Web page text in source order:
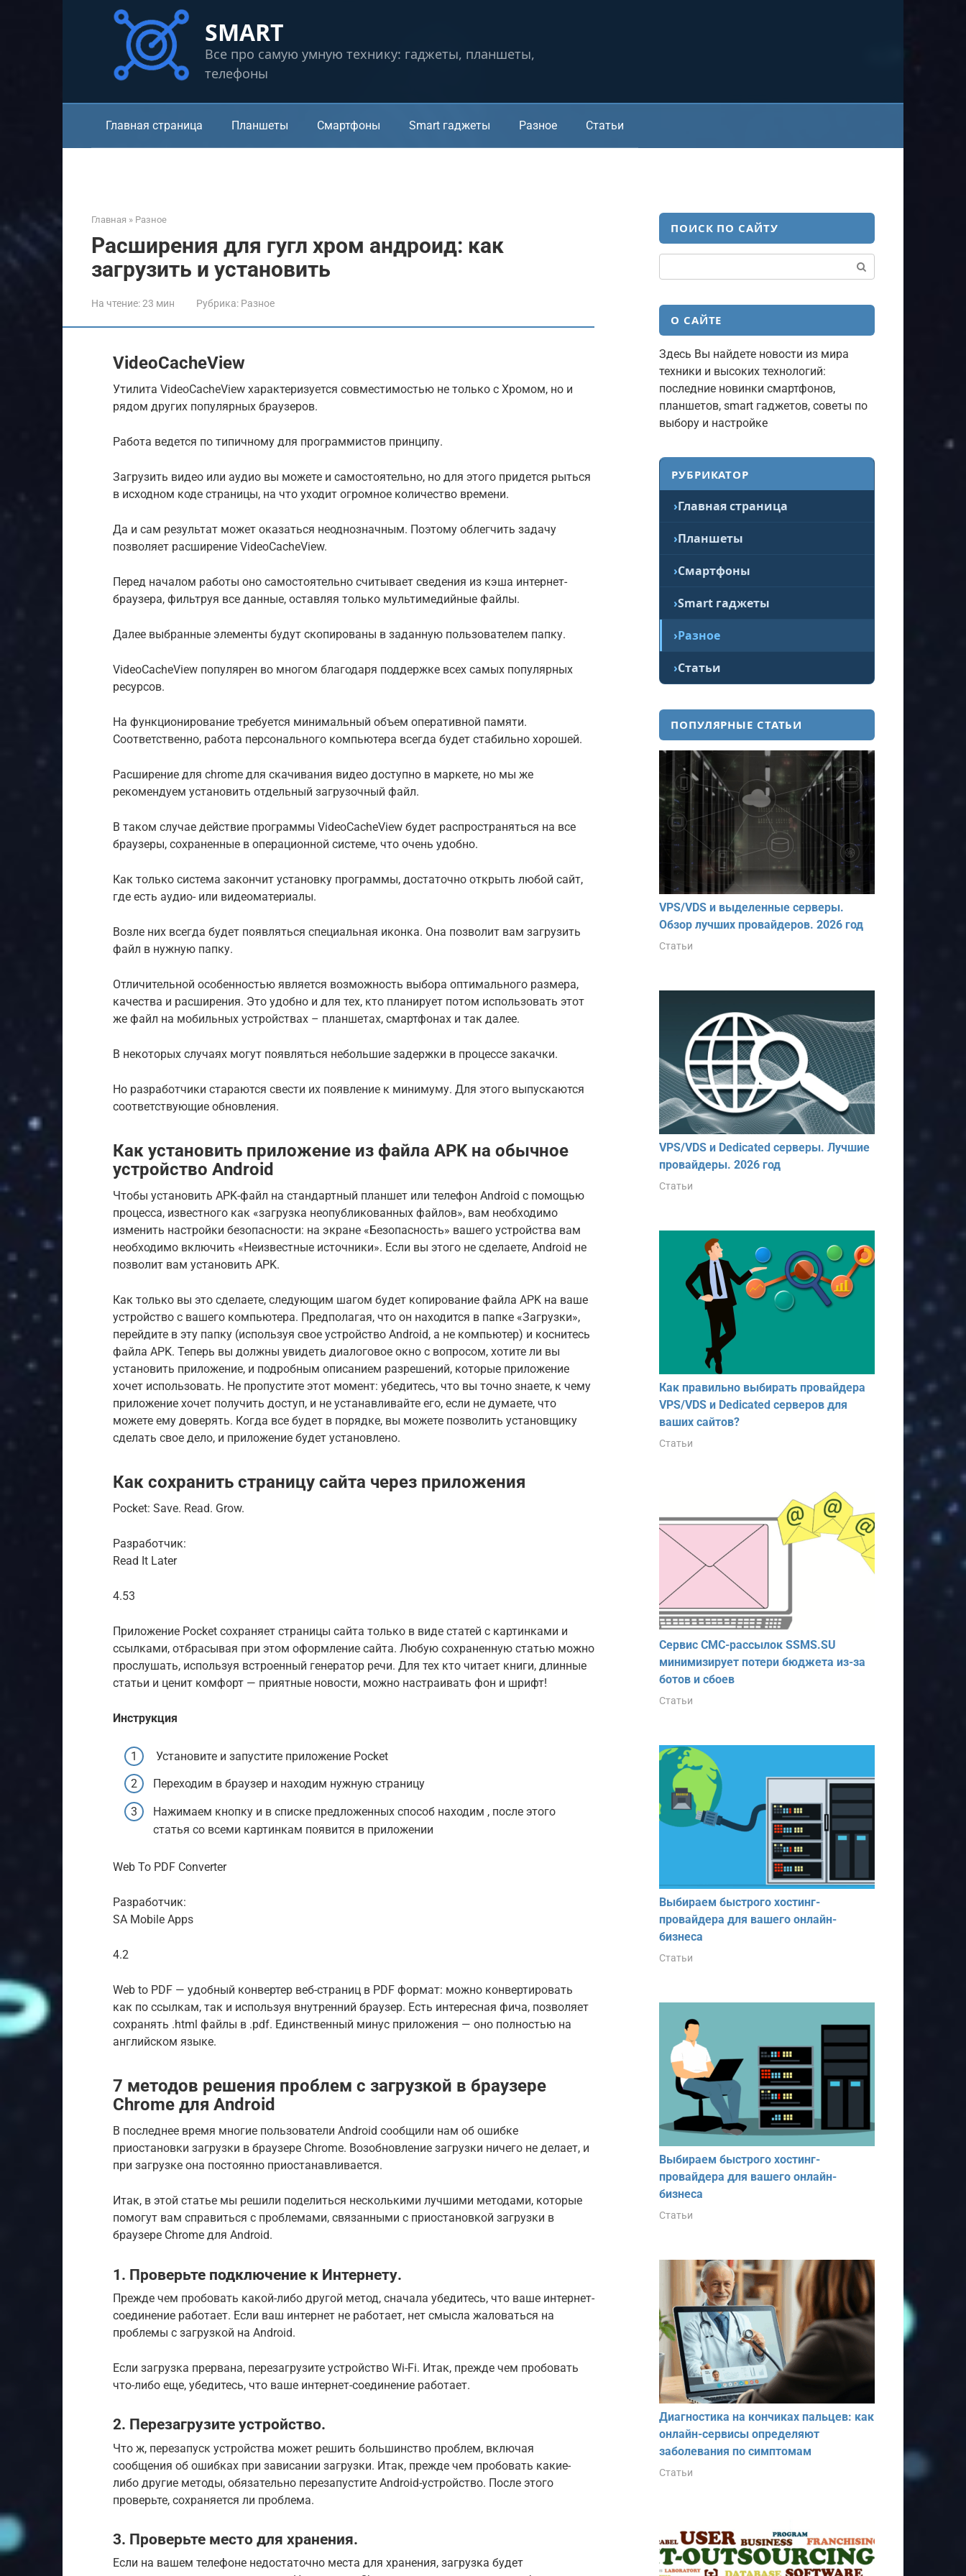
SMART
Все про самую умную технику: гаджеты, планшеты,
телефоны
Главная страница Планшеты Смартфоны Smart гаджеты Разное Статьи
Главная » Разное
Расширения для гугл хром андроид: как
загрузить и установить
На чтение:23 мин Рубрика: Разное
VideoCacheView
Утилита VideoCacheView характеризуется совместимостью не только с Хромом, но и
рядом других популярных браузеров.
Работа ведется по типичному для программистов принципу.
Загрузить видео или аудио вы можете и самостоятельно, но для этого придется рыться
в исходном коде страницы, на что уходит огромное количество времени.
Да и сам результат может оказаться неоднозначным. Поэтому облегчить задачу
позволяет расширение VideoCacheView.
Перед началом работы оно самостоятельно считывает сведения из кэша интернет-
браузера, фильтруя все данные, оставляя только мультимедийные файлы.
Далее выбранные элементы будут скопированы в заданную пользователем папку.
VideoCacheView популярен во многом благодаря поддержке всех самых популярных
ресурсов.
На функционирование требуется минимальный объем оперативной памяти.
Соответственно, работа персонального компьютера всегда будет стабильно хорошей.
Расширение для chrome для скачивания видео доступно в маркете, но мы же
рекомендуем установить отдельный загрузочный файл.
В таком случае действие программы VideoCacheView будет распространяться на все
браузеры, сохраненные в операционной системе, что очень удобно.
Как только система закончит установку программы, достаточно открыть любой сайт,
где есть аудио- или видеоматериалы.
Возле них всегда будет появляться специальная иконка. Она позволит вам загрузить
файл в нужную папку.
Отличительной особенностью является возможность выбора оптимального размера,
качества и расширения. Это удобно и для тех, кто планирует потом использовать этот
же файл на мобильных устройствах – планшетах, смартфонах и так далее.
В некоторых случаях могут появляться небольшие задержки в процессе закачки.
Но разработчики стараются свести их появление к минимуму. Для этого выпускаются
соответствующие обновления.
Как установить приложение из файла APK на обычное
устройство Android
Чтобы установить APK-файл на стандартный планшет или телефон Android с помощью
процесса, известного как «загрузка неопубликованных файлов», вам необходимо
изменить настройки безопасности: на экране «Безопасность» вашего устройства вам
необходимо включить «Неизвестные источники». Если вы этого не сделаете, Android не
позволит вам установить APK.
Как только вы это сделаете, следующим шагом будет копирование файла APK на ваше
устройство с вашего компьютера. Предполагая, что он находится в папке «Загрузки»,
перейдите в эту папку (используя свое устройство Android, а не компьютер) и коснитесь
файла APK. Теперь вы должны увидеть диалоговое окно с вопросом, хотите ли вы
установить приложение, и подробным описанием разрешений, которые приложение
хочет использовать. Не пропустите этот момент: убедитесь, что вы точно знаете, к чему
приложение хочет получить доступ, и не устанавливайте его, если не думаете, что
можете ему доверять. Когда все будет в порядке, вы можете позволить установщику
сделать свое дело, и приложение будет установлено.
Как сохранить страницу сайта через приложения
Pocket: Save. Read. Grow.
Разработчик:
Read It Later
4.53
Приложение Pocket сохраняет страницы сайта только в виде статей с картинками и
ссылками, отбрасывая при этом оформление сайта. Любую сохраненную статью можно
прослушать, используя встроенный генератор речи. Для тех кто читает книги, длинные
статьи и ценит комфорт — приятные новости, можно настраивать фон и шрифт!
Инструкция
Установите и запустите приложение Pocket
Переходим в браузер и находим нужную страницу
Нажимаем кнопку и в списке предложенных способ находим , после этого
статья со всеми картинкам появится в приложении
Web To PDF Converter
Разработчик:
SA Mobile Apps
4.2
Web to PDF — удобный конвертер веб-страниц в PDF формат: можно конвертировать
как по ссылкам, так и используя внутренний браузер. Есть интересная фича, позволяет
сохранять .html файлы в .pdf. Единственный минус приложения — оно полностью на
английском языке.
7 методов решения проблем с загрузкой в ​​браузере
Chrome для Android
В последнее время многие пользователи Android сообщили нам об ошибке
приостановки загрузки в браузере Chrome. Возобновление загрузки ничего не делает, и
при загрузке она постоянно приостанавливается.
Итак, в этой статье мы решили поделиться несколькими лучшими методами, которые
помогут вам справиться с проблемами, связанными с приостановкой загрузки в
браузере Chrome для Android.
1. Проверьте подключение к Интернету.
Прежде чем пробовать какой-либо другой метод, сначала убедитесь, что ваше интернет-
соединение работает. Если ваш интернет не работает, нет смысла жаловаться на
проблемы с загрузкой на Android.
Если загрузка прервана, перезагрузите устройство Wi-Fi. Итак, прежде чем пробовать
что-либо еще, убедитесь, что ваше интернет-соединение работает.
2. Перезагрузите устройство.
Что ж, перезапуск устройства может решить большинство проблем, включая
сообщения об ошибках при зависании загрузки. Итак, прежде чем пробовать какие-
либо другие методы, обязательно перезапустите Android-устройство. После этого
проверьте, сохраняется ли проблема.
3. Проверьте место для хранения.
Если на вашем телефоне недостаточно места для хранения, загрузка будет
ПОИСК ПО САЙТУ
О САЙТЕ
Здесь Вы найдете новости из мира
техники и высоких технологий:
последние новинки смартфонов,
планшетов, smart гаджетов, советы по
выбору и настройке
РУБРИКАТОР
Главная страница
Планшеты
Смартфоны
Smart гаджеты
Разное
Статьи
ПОПУЛЯРНЫЕ СТАТЬИ
VPS/VDS и выделенные серверы.
Обзор лучших провайдеров. 2026 год
Статьи
VPS/VDS и Dedicated серверы. Лучшие
провайдеры. 2026 год
Статьи
Как правильно выбирать провайдера
VPS/VDS и Dedicated серверов для
ваших сайтов?
Статьи
Сервис СМС-рассылок SSMS.SU
минимизирует потери бюджета из-за
ботов и сбоев
Статьи
Выбираем быстрого хостинг-
провайдера для вашего онлайн-
бизнеса
Статьи
Выбираем быстрого хостинг-
провайдера для вашего онлайн-
бизнеса
Статьи
Диагностика на кончиках пальцев: как
онлайн-сервисы определяют
заболевания по симптомам
Статьи